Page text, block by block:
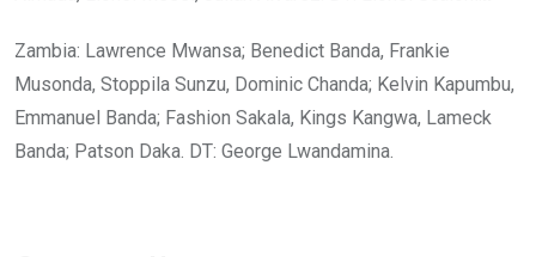
Zambia: Lawrence Mwansa; Benedict Banda, Frankie
Musonda, Stoppila Sunzu, Dominic Chanda; Kelvin Kapumbu,
Emmanuel Banda; Fashion Sakala, Kings Kangwa, Lameck
Banda; Patson Daka. DT: George Lwandamina.